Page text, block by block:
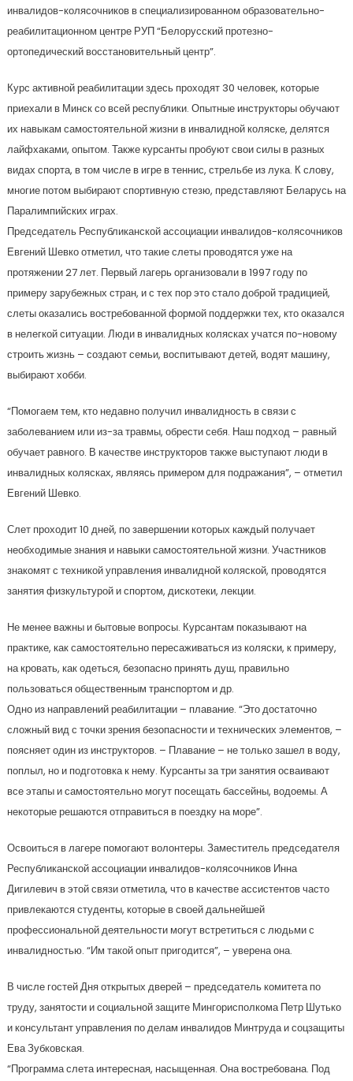
инвалидов-колясочников в специализированном образовательно-
реабилитационном центре РУП “Белорусский протезно-
ортопедический восстановительный центр”.
Курс активной реабилитации здесь проходят 30 человек, которые
приехали в Минск со всей республики. Опытные инструкторы обучают
их навыкам самостоятельной жизни в инвалидной коляске, делятся
лайфхаками, опытом. Также курсанты пробуют свои силы в разных
видах спорта, в том числе в игре в теннис, стрельбе из лука. К слову,
многие потом выбирают спортивную стезю, представляют Беларусь на
Паралимпийских играх.
Председатель Республиканской ассоциации инвалидов-колясочников
Евгений Шевко отметил, что такие слеты проводятся уже на
протяжении 27 лет. Первый лагерь организовали в 1997 году по
примеру зарубежных стран, и с тех пор это стало доброй традицией,
слеты оказались востребованной формой поддержки тех, кто оказался
в нелегкой ситуации. Люди в инвалидных колясках учатся по-новому
строить жизнь – создают семьи, воспитывают детей, водят машину,
выбирают хобби.
“Помогаем тем, кто недавно получил инвалидность в связи с
заболеванием или из-за травмы, обрести себя. Наш подход – равный
обучает равного. В качестве инструкторов также выступают люди в
инвалидных колясках, являясь примером для подражания”, – отметил
Евгений Шевко.
Слет проходит 10 дней, по завершении которых каждый получает
необходимые знания и навыки самостоятельной жизни. Участников
знакомят с техникой управления инвалидной коляской, проводятся
занятия физкультурой и спортом, дискотеки, лекции.
Не менее важны и бытовые вопросы. Курсантам показывают на
практике, как самостоятельно пересаживаться из коляски, к примеру,
на кровать, как одеться, безопасно принять душ, правильно
пользоваться общественным транспортом и др.
Одно из направлений реабилитации – плавание. “Это достаточно
сложный вид с точки зрения безопасности и технических элементов, –
поясняет один из инструкторов. – Плавание – не только зашел в воду,
поплыл, но и подготовка к нему. Курсанты за три занятия осваивают
все этапы и самостоятельно могут посещать бассейны, водоемы. А
некоторые решаются отправиться в поездку на море”.
Освоиться в лагере помогают волонтеры. Заместитель председателя
Республиканской ассоциации инвалидов-колясочников Инна
Дигилевич в этой связи отметила, что в качестве ассистентов часто
привлекаются студенты, которые в своей дальнейшей
профессиональной деятельности могут встретиться с людьми с
инвалидностью. “Им такой опыт пригодится”, – уверена она.
В числе гостей Дня открытых дверей – председатель комитета по
труду, занятости и социальной защите Мингорисполкома Петр Шутько
и консультант управления по делам инвалидов Минтруда и соцзащиты
Ева Зубковская.
“Программа слета интересная, насыщенная. Она востребована. Под